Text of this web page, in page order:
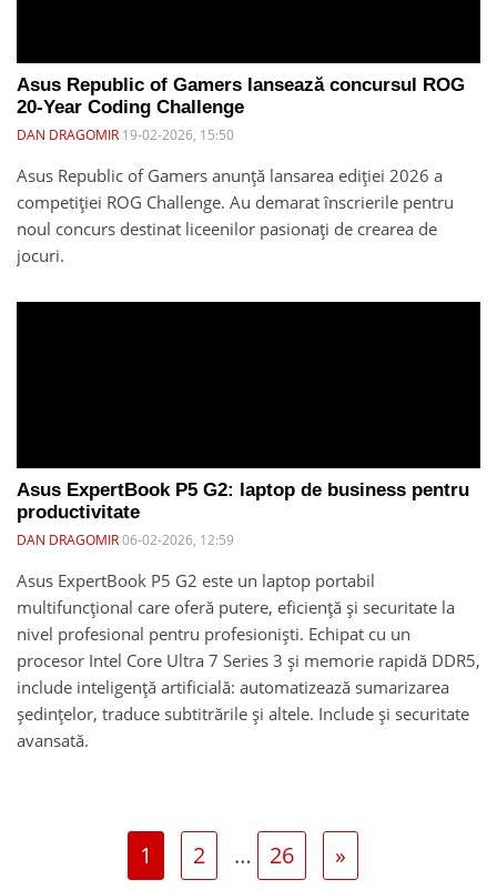
Asus Republic of Gamers lansează concursul ROG
20-Year Coding Challenge
DAN DRAGOMIR 19-02-2026, 15:50
Asus Republic of Gamers anunță lansarea ediției 2026 a
competiției ROG Challenge. Au demarat înscrierile pentru
noul concurs destinat liceenilor pasionați de crearea de
jocuri.
Asus ExpertBook P5 G2: laptop de business pentru
productivitate
DAN DRAGOMIR06-02-2026, 12:59
Asus ExpertBook P5 G2 este un laptop portabil
multifuncțional care oferă putere, eficiență și securitate la
nivel profesional pentru profesioniști. Echipat cu un
procesor Intel Core Ultra 7 Series 3 și memorie rapidă DDR5,
include inteligență artificială: automatizează sumarizarea
ședințelor, traduce subtitrările și altele. Include și securitate
avansată.
1 2 … 26 »